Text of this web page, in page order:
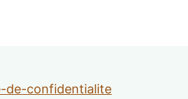
de-confidentialite